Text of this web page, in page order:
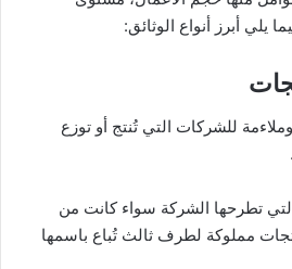
يلي أبرز أنواع الوثائق:
للشركات التي تُنتج أو توزع
تطرحها الشركة سواء كانت من
مملوكة لطرف ثالث تُباع باسمها